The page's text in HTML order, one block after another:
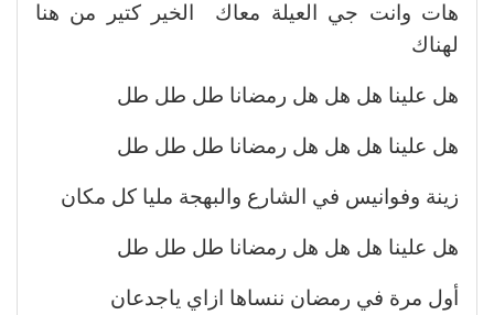
هات وانت جي العيلة معاك الخير كتير من هنا
لهناك
هل علينا هل هل هل رمضانا طل طل طل
هل علينا هل هل هل رمضانا طل طل طل
زينة وفوانيس في الشارع والبهجة مليا كل مكان
هل علينا هل هل هل رمضانا طل طل طل
أول مرة في رمضان ننساها ازاي ياجدعان